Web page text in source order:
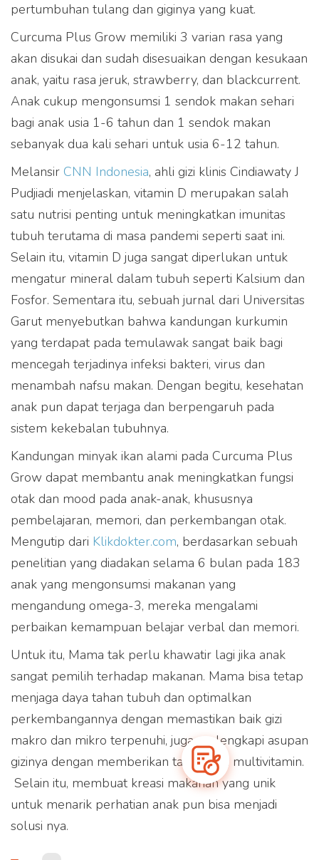
Produk Curcuma Plus
dapat dibeli melalui
partner e-commerce kami
pertumbuhan tulang dan giginya yang kuat.
Curcuma Plus Grow memiliki 3 varian rasa yang
akan disukai dan sudah disesuaikan dengan kesukaan
anak, yaitu rasa jeruk, strawberry, dan blackcurrent.
Anak cukup mengonsumsi 1 sendok makan sehari
bagi anak usia 1-6 tahun dan 1 sendok makan
sebanyak dua kali sehari untuk usia 6-12 tahun.
Melansir CNN Indonesia, ahli gizi klinis Cindiawaty J
Pudjiadi menjelaskan, vitamin D merupakan salah
satu nutrisi penting untuk meningkatkan imunitas
tubuh terutama di masa pandemi seperti saat ini.
Selain itu, vitamin D juga sangat diperlukan untuk
mengatur mineral dalam tubuh seperti Kalsium dan
Fosfor. Sementara itu, sebuah jurnal dari Universitas
Garut menyebutkan bahwa kandungan kurkumin
yang terdapat pada temulawak sangat baik bagi
mencegah terjadinya infeksi bakteri, virus dan
menambah nafsu makan. Dengan begitu, kesehatan
anak pun dapat terjaga dan berpengaruh pada
sistem kekebalan tubuhnya.
Kandungan minyak ikan alami pada Curcuma Plus
Grow dapat membantu anak meningkatkan fungsi
otak dan mood pada anak-anak, khususnya
pembelajaran, memori, dan perkembangan otak.
Mengutip dari Klikdokter.com, berdasarkan sebuah
penelitian yang diadakan selama 6 bulan pada 183
anak yang mengonsumsi makanan yang
mengandung omega-3, mereka mengalami
perbaikan kemampuan belajar verbal dan memori.
Untuk itu, Mama tak perlu khawatir lagi jika anak
sangat pemilih terhadap makanan. Mama bisa tetap
menjaga daya tahan tubuh dan optimalkan
perkembangannya dengan memastikan baik gizi
makro dan mikro terpenuhi, juga melengkapi asupan
gizinya dengan memberikan tambahan multivitamin.
Selain itu, membuat kreasi makanan yang unik
untuk menarik perhatian anak pun bisa menjadi
solusi nya.